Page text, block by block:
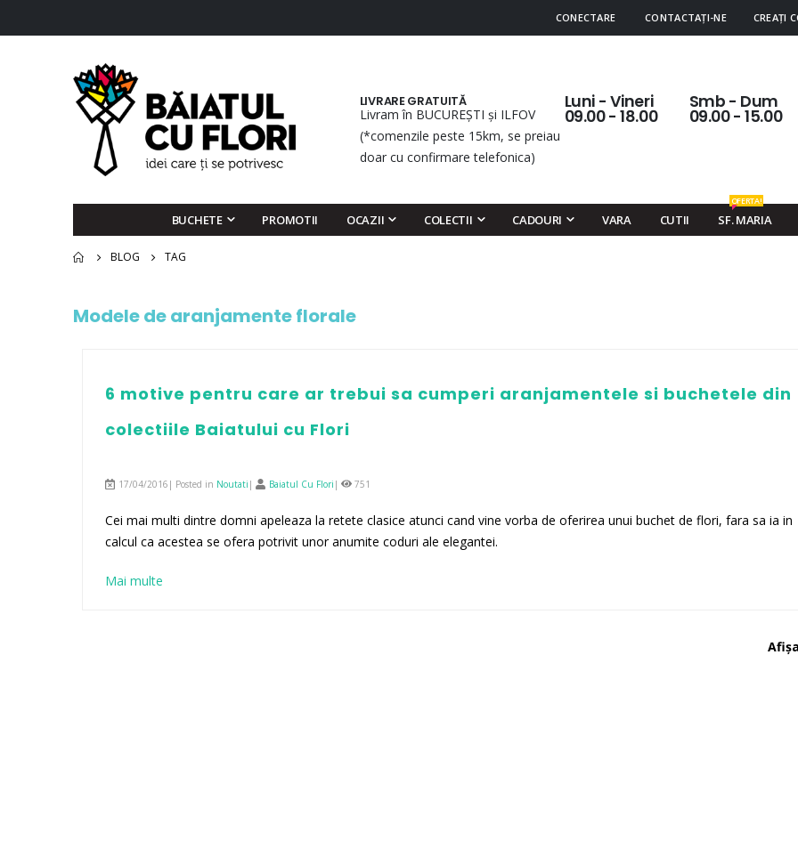
CONECTARE CONTACTAȚI-NE CREAȚI
LIVRARE GRATUITĂ
Livram în BUCUREȘTI și ILFOV
(*comenzile peste 15km, se preiau
doar cu confirmare telefonica)
Luni - Vineri
09.00 - 18.00
Smb - Dum
09.00 - 15.00
BUCHETE PROMOTII OCAZII COLECTII CADOURI VARA CUTII SF. MARIA
OFERTA!
BLOG TAG
Modele de aranjamente florale
6 motive pentru care ar trebui sa cumperi aranjamentele si buchetele din
colectiile Baiatului cu Flori
17/04/2016| Posted in Noutati | Baiatul Cu Flori | 751
Cei mai multi dintre domni apeleaza la retete clasice atunci cand vine vorba de oferirea unui buchet de flori, fara sa ia in
calcul ca acestea se ofera potrivit unor anumite coduri ale elegantei.
Mai multe